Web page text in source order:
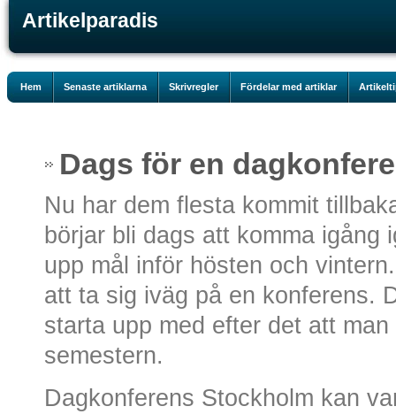
Artikelparadis
Hem Senaste artiklarna Skrivregler Fördelar med artiklar
Dags för en
Nu har dem flesta kommit
börjar bli dags att komma igång
upp mål inför hösten och
att ta sig iväg på en konferens.
starta upp med efter det att
semestern.
Dagkonferens Stockholm kan